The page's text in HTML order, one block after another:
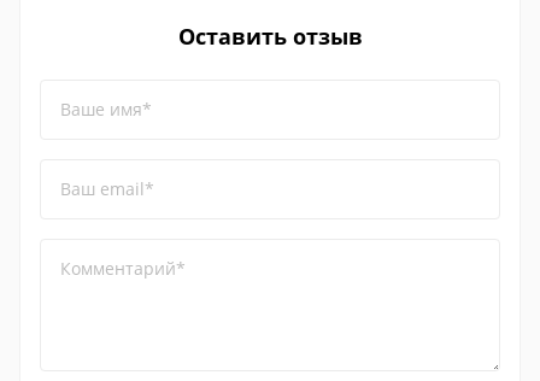
Оставить отзыв
Ваше имя*
Ваш email*
Комментарий*